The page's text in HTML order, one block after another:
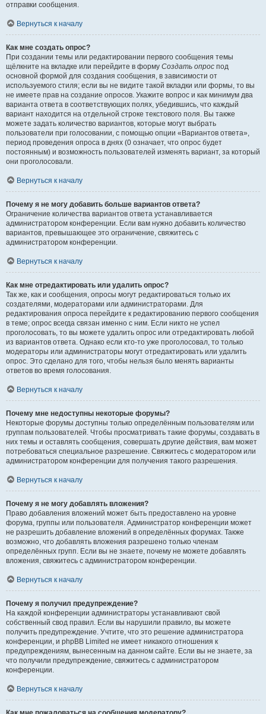
отправки сообщения.
Вернуться к началу
Как мне создать опрос?
При создании темы или редактировании первого сообщения темы
щёлкните на вкладке или перейдите в форму Создать опрос под
основной формой для создания сообщения, в зависимости от
используемого стиля; если вы не видите такой вкладки или формы, то вы
не имеете прав на создание опросов. Укажите вопрос и как минимум два
варианта ответа в соответствующих полях, убедившись, что каждый
вариант находится на отдельной строке текстового поля. Вы также
можете задать количество вариантов, которые могут выбрать
пользователи при голосовании, с помощью опции «Вариантов ответа»,
период проведения опроса в днях (0 означает, что опрос будет
постоянным) и возможность пользователей изменять вариант, за который
они проголосовали.
Вернуться к началу
Почему я не могу добавить больше вариантов ответа?
Ограничение количества вариантов ответа устанавливается
администратором конференции. Если вам нужно добавить количество
вариантов, превышающее это ограничение, свяжитесь с
администратором конференции.
Вернуться к началу
Как мне отредактировать или удалить опрос?
Так же, как и сообщения, опросы могут редактироваться только их
создателями, модераторами или администраторами. Для
редактирования опроса перейдите к редактированию первого сообщения
в теме; опрос всегда связан именно с ним. Если никто не успел
проголосовать, то вы можете удалить опрос или отредактировать любой
из вариантов ответа. Однако если кто-то уже проголосовал, то только
модераторы или администраторы могут отредактировать или удалить
опрос. Это сделано для того, чтобы нельзя было менять варианты
ответов во время голосования.
Вернуться к началу
Почему мне недоступны некоторые форумы?
Некоторые форумы доступны только определённым пользователям или
группам пользователей. Чтобы просматривать такие форумы, создавать в
них темы и оставлять сообщения, совершать другие действия, вам может
потребоваться специальное разрешение. Свяжитесь с модератором или
администратором конференции для получения такого разрешения.
Вернуться к началу
Почему я не могу добавлять вложения?
Право добавления вложений может быть предоставлено на уровне
форума, группы или пользователя. Администратор конференции может
не разрешить добавление вложений в определённых форумах. Также
возможно, что добавлять вложения разрешено только членам
определённых групп. Если вы не знаете, почему не можете добавлять
вложения, свяжитесь с администратором конференции.
Вернуться к началу
Почему я получил предупреждение?
На каждой конференции администраторы устанавливают свой
собственный свод правил. Если вы нарушили правило, вы можете
получить предупреждение. Учтите, что это решение администратора
конференции, и phpBB Limited не имеет никакого отношения к
предупреждениям, вынесенным на данном сайте. Если вы не знаете, за
что получили предупреждение, свяжитесь с администратором
конференции.
Вернуться к началу